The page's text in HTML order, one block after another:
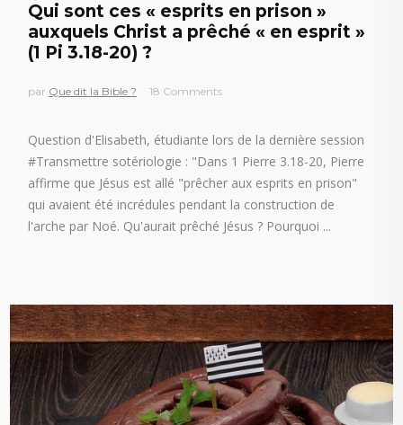
Qui sont ces « esprits en prison »
auxquels Christ a prêché « en esprit »
(1 Pi 3.18-20) ?
par Que dit la Bible ? 18 Comments
Question d'Elisabeth, étudiante lors de la dernière session
#Transmettre sotériologie : "Dans 1 Pierre 3.18-20, Pierre
affirme que Jésus est allé "prêcher aux esprits en prison"
qui avaient été incrédules pendant la construction de
l'arche par Noé. Qu'aurait prêché Jésus ? Pourquoi